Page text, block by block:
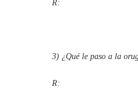
R:
3) ¿Qué le paso a la
R: